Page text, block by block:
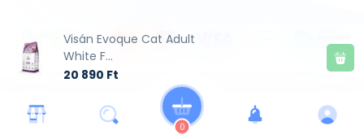
0
Visán Evoque Cat Adult
White F...
20 890 Ft